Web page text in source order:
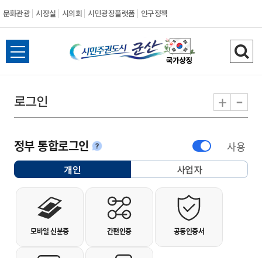
문화관광 시장실 시의회 시민광장플랫폼 인구정책
시민주권도시 군
전체메뉴 열기 검
로그인 + -
정부 통합로그인안내 사용
개인선택됨 사업자
개인사용자 로그인
모바일 신분증 간편인증 공동인증서